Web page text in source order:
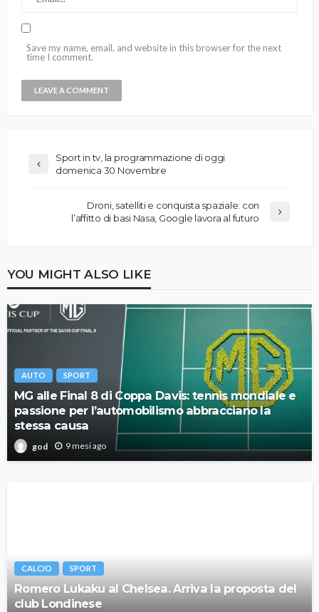
Save my name, email, and website in this browser for the next
time I comment.
Sport in tv, la programmazione di oggi
domenica 30 Novembre
Droni, satelliti e conquista spaziale: con
l’affitto di basi Nasa, Google lavora al futuro
YOU MIGHT ALSO LIKE
AUTO SPORT
MG alle Final 8 di Coppa Davis: tennis mondiale e
passione per l’automobilismo abbracciano la
stessa causa
god 9 mesi ago
CALCIO SPORT
Romero Lukaku al Chelsea. Arriva la proposta del
club Londinese